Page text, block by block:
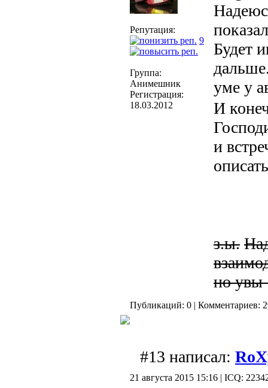
Репутация:
9
Группа:
Анимешник
Регистрация:
18.03.2012
Будет
уме у
И
и
з.ы.
но увы
Публикаций: 0 | Комментариев:
#13 написал:
21 августа 2015 15:16 | ICQ: